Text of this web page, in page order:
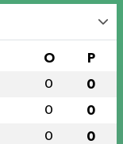
O P
0 0
0 0
0 0